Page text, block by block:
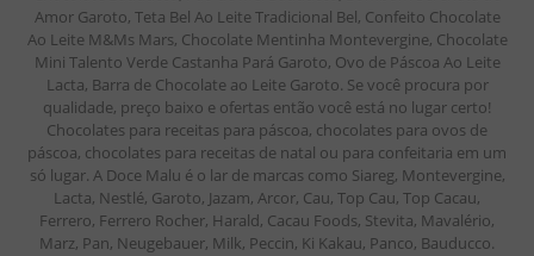
Amor Garoto, Teta Bel Ao Leite Tradicional Bel, Confeito Chocolate
Ao Leite M&Ms Mars, Chocolate Mentinha Montevergine, Chocolate
Mini Talento Verde Castanha Pará Garoto, Ovo de Páscoa Ao Leite
Lacta, Barra de Chocolate ao Leite Garoto. Se você procura por
qualidade, preço baixo e ofertas então você está no lugar certo!
Chocolates para receitas para páscoa, chocolates para ovos de
páscoa, chocolates para receitas de natal ou para confeitaria em um
só lugar. A Doce Malu é o lar de marcas como Siareg, Montevergine,
Lacta, Nestlé, Garoto, Jazam, Arcor, Cau, Top Cau, Top Cacau,
Ferrero, Ferrero Rocher, Harald, Cacau Foods, Stevita, Mavalério,
Marz, Pan, Neugebauer, Milk, Peccin, Ki Kakau, Panco, Bauducco.